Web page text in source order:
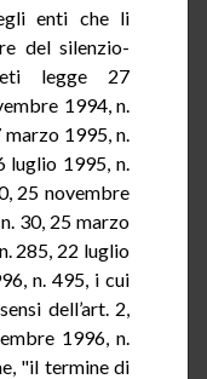
enti che li
del silenzio-
legge 27
1994, n.
1995, n.
luglio 1995, n.
25 novembre
30, 25 marzo
285, 22 luglio
n. 495, i cui
dell’art. 2
1996, n.
"il termine di